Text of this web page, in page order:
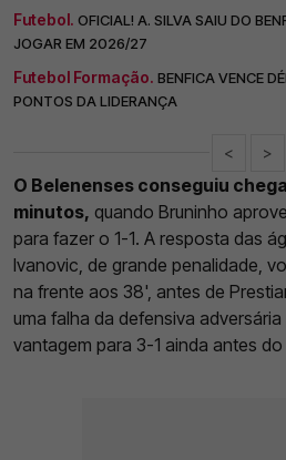
Futebol. OFICIAL! A. SILVA SAIU DO
JOGAR EM 2026/27
Futebol Formação. BENFICA VENCE
PONTOS DA LIDERANÇA
< >
O Belenenses conseguiu
minutos, quando Bruninho
para fazer o 1-1. A resposta das
Ivanovic, de grande penalidade,
na frente aos 38', antes de
uma falha da defensiva
vantagem para 3-1 ainda antes